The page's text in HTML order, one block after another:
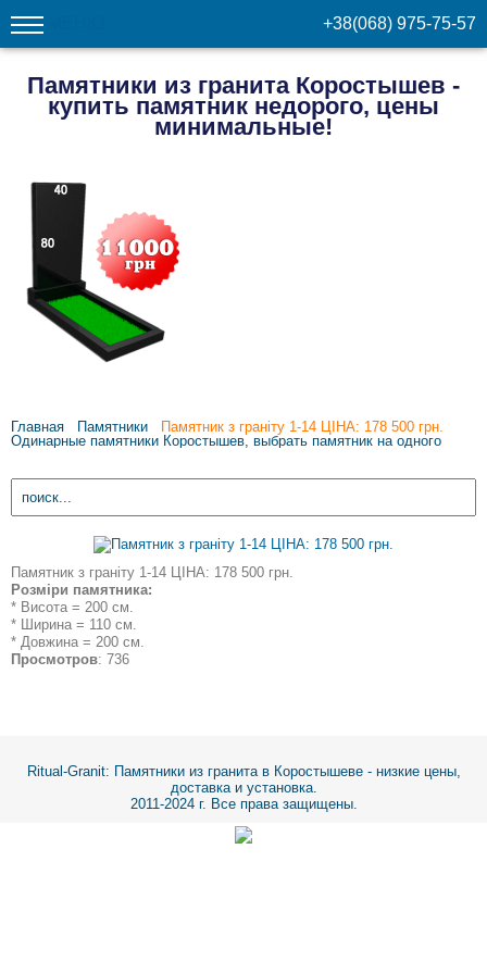
Памятники из гранита Коростышев -
купить памятник недорого, цены
минимальные!
Главная
Памятники
Одинарные памятники Коростышев, выбрать памятник на одного
Памятник з граніту 1-14 ЦІНА: 178 500 грн.
Памятник з граніту 1-14 ЦІНА: 178 500 грн.
Розміри памятника:
* Висота = 200 см.
* Ширина = 110 см.
* Довжина = 200 см.
Просмотров: 736
Ritual-Granit: Памятники из гранита в Коростышеве - низкие цены,
доставка и установка.
2011-2024 г. Все права защищены.
+38(068) 975-75-57